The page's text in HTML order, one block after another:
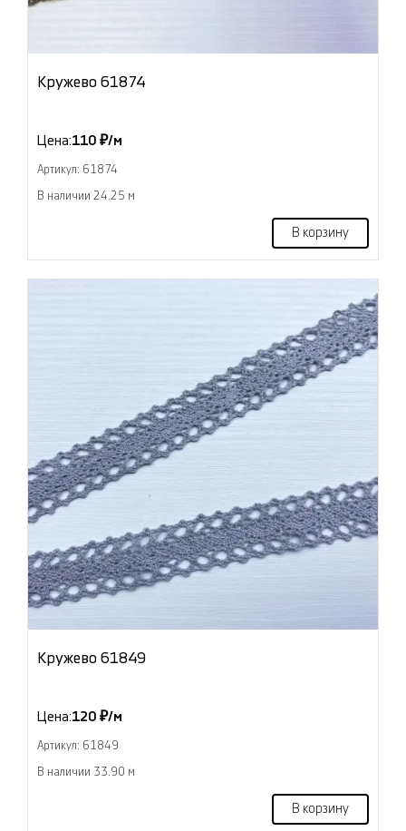
Кружево 61874
Цена:110 ₽/м
Артикул: 61874
В наличии 24.25 м
В корзину
Кружево 61849
Цена:120 ₽/м
Артикул: 61849
В наличии 33.90 м
В корзину